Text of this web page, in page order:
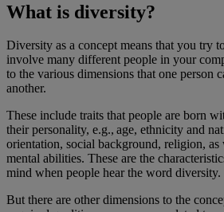
What is diversity?
Diversity as a concept means that you try
involve many different people in your
to the various dimensions that one person
another.
These include traits that people are born
their personality, e.g., age, ethnicity and
orientation, social background, religion, as
mental abilities. These are the
mind when people hear the word diversity.
But there are other dimensions to the